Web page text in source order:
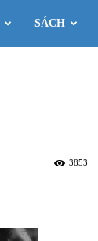
SÁCH
3853